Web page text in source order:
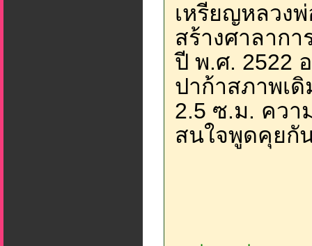
เหรียญหลวง
สร้างศาลาก
ปี พ.ศ. 2522
ปาก้าสภาพเ
2.5 ซ.ม. ควา
สนใจพูดคุยกั